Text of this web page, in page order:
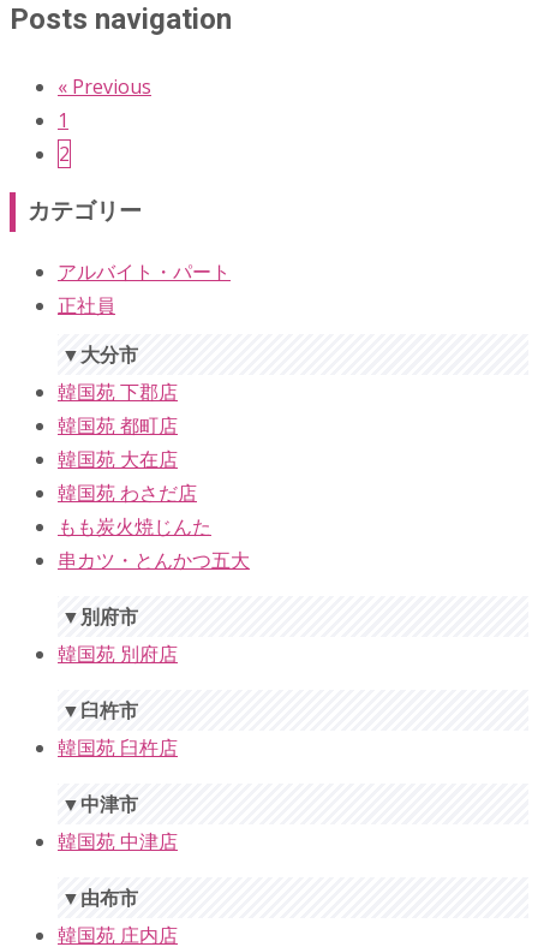
Posts navigation
« Previous
1
2
カテゴリー
アルバイト・パート
正社員
▼大分市
韓国苑 下郡店
韓国苑 都町店
韓国苑 大在店
韓国苑 わさだ店
もも炭火焼じんた
串カツ・とんかつ五大
▼別府市
韓国苑 別府店
▼臼杵市
韓国苑 臼杵店
▼中津市
韓国苑 中津店
▼由布市
韓国苑 庄内店